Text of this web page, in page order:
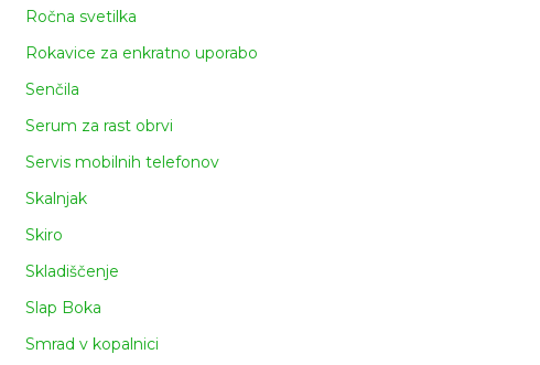
Ročna svetilka
Rokavice za enkratno uporabo
Senčila
Serum za rast obrvi
Servis mobilnih telefonov
Skalnjak
Skiro
Skladiščenje
Slap Boka
Smrad v kopalnici